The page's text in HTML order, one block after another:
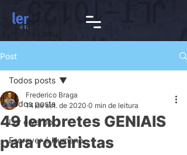
Post
Todos posts
Ler é verbo
Escrever é Humano
Todos posts
49 lembretes GENIAIS
para roteiristas
Frederico Braga
14 de set. de 2020 0 min de leitura